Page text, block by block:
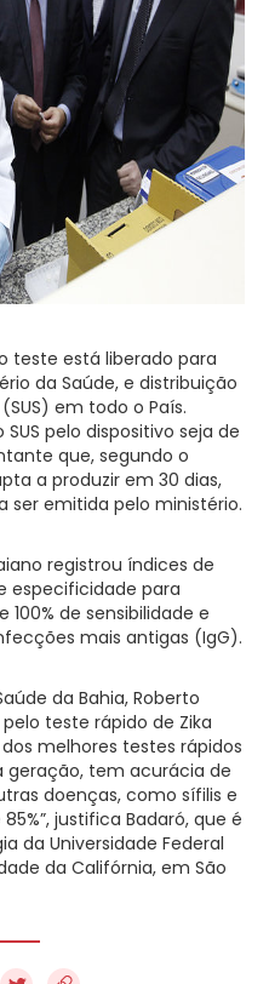
teste está liberado para
da Saúde, e distribuição
em todo o País.
pelo dispositivo seja de
que, segundo o
a produzir em 30 dias,
ser emitida pelo ministério.
registrou índices de
especificidade para
de sensibilidade e
mais antigas (IgG).
da Bahia, Roberto
teste rápido de Zika
dos melhores testes rápidos
geração, tem acurácia de
doenças, como sífilis e
justifica Badaró, que é
da Universidade Federal
da Califórnia, em São